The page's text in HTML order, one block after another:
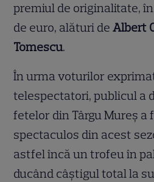
premiul de originalitate,
de euro, alături deAlbert
Tomescu.
În urma voturilor
telespectatori, publicul a
fetelor din Târgu Mureș
spectaculos din acest
astfel încă un trofeu în
ducând câștigul total la